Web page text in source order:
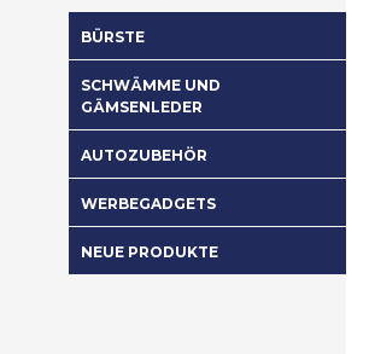
BÜRSTE
SCHWÄMME UND
GÄMSENLEDER
AUTOZUBEHÖR
WERBEGADGETS
NEUE PRODUKTE